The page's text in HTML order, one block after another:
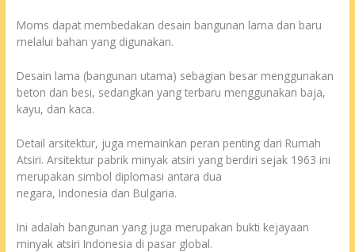
Moms dapat membedakan desain bangunan lama dan baru
melalui bahan yang digunakan.
Desain lama (bangunan utama) sebagian besar menggunakan
beton dan besi, sedangkan yang terbaru menggunakan baja,
kayu, dan kaca.
Detail arsitektur, juga memainkan peran penting dari Rumah
Atsiri. Arsitektur pabrik minyak atsiri yang berdiri sejak 1963 ini
merupakan simbol diplomasi antara dua
negara, Indonesia dan Bulgaria.
Ini adalah bangunan yang juga merupakan bukti kejayaan
minyak atsiri Indonesia di pasar global.